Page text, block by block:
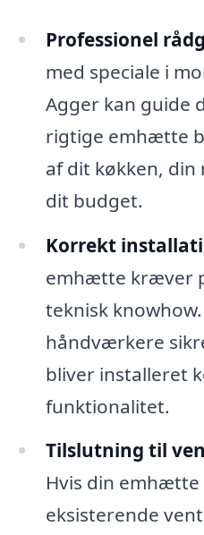
Professionel
med speciale i
Agger kan guide
rigtige emhætte
af dit køkken, din
dit budget.
Korrekt
emhætte kræver
teknisk
håndværkere
bliver installeret
funktionalitet.
Tilslutning til
Hvis din
eksisterende